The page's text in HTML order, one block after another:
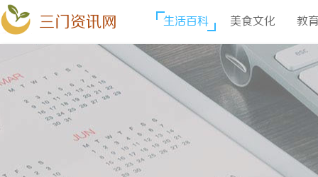
三门资讯网 生活百科 美食文化 教